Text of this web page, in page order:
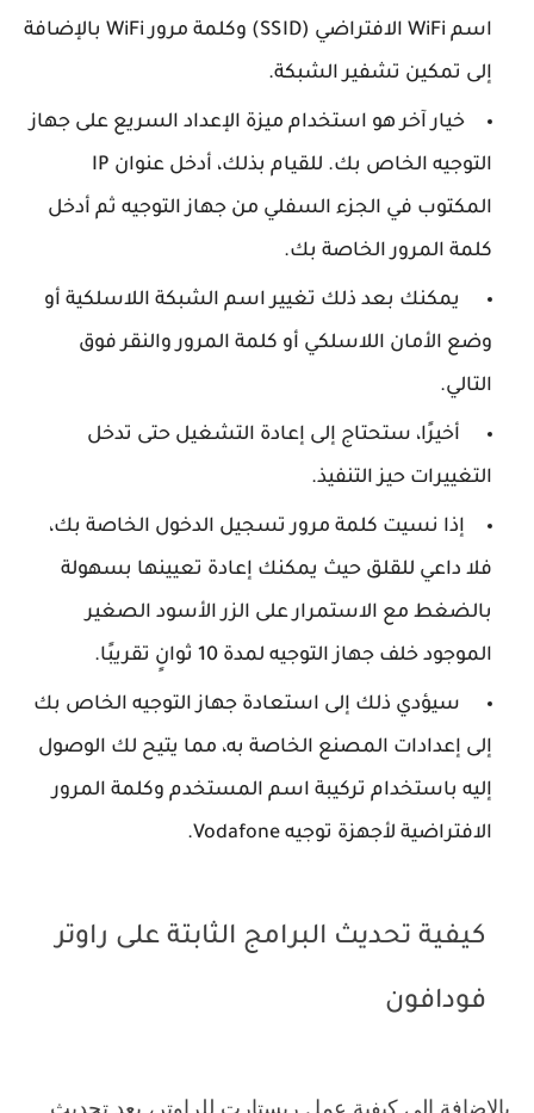
اسم WiFi الافتراضي (SSID) وكلمة مرور WiFi بالإضافة
إلى تمكين تشفير الشبكة.
خيار آخر هو استخدام ميزة الإعداد السريع على جهاز
التوجيه الخاص بك. للقيام بذلك، أدخل عنوان IP
المكتوب في الجزء السفلي من جهاز التوجيه ثم أدخل
كلمة المرور الخاصة بك.
يمكنك بعد ذلك تغيير اسم الشبكة اللاسلكية أو
وضع الأمان اللاسلكي أو كلمة المرور والنقر فوق
التالي.
أخيرًا، ستحتاج إلى إعادة التشغيل حتى تدخل
التغييرات حيز التنفيذ.
إذا نسيت كلمة مرور تسجيل الدخول الخاصة بك،
فلا داعي للقلق حيث يمكنك إعادة تعيينها بسهولة
بالضغط مع الاستمرار على الزر الأسود الصغير
الموجود خلف جهاز التوجيه لمدة 10 ثوانٍ تقريبًا.
سيؤدي ذلك إلى استعادة جهاز التوجيه الخاص بك
إلى إعدادات المصنع الخاصة به، مما يتيح لك الوصول
إليه باستخدام تركيبة اسم المستخدم وكلمة المرور
الافتراضية لأجهزة توجيه Vodafone.
كيفية تحديث البرامج الثابتة على راوتر
فودافون
بالإضافة إلى كيفية عمل ريستارت للراوتر، يعد تحديث